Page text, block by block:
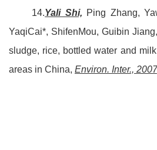
14.Yali Shi, Ping Zhang,
YaqiCai*, ShifenMou, Guibin
sludge, rice, bottled water and
areas in China, Environ. Inter.,